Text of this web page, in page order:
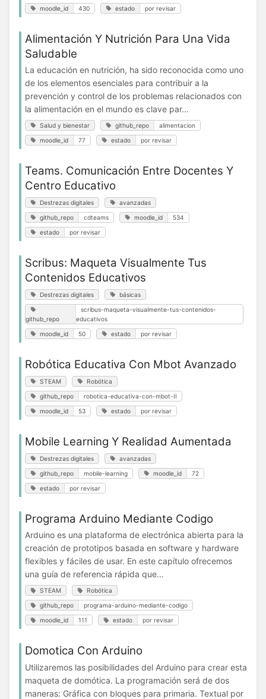
moodle_id 430 estado por revisar
Alimentación Y Nutrición Para Una Vida
Saludable
La educación en nutrición, ha sido reconocida como uno
de los elementos esenciales para contribuir a la
prevención y control de los problemas relacionados con
la alimentación en el mundo es clave par…
Salud y bienestar github_repo alimentacion
moodle_id 77 estado por revisar
Teams. Comunicación Entre Docentes Y
Centro Educativo
Destrezas digitales avanzadas
github_repo cdteams moodle_id 534
estado por revisar
Scribus: Maqueta Visualmente Tus
Contenidos Educativos
Destrezas digitales básicas
github_repo
scribus-maqueta-visualmente-tus-contenidos-
educativos
moodle_id 50 estado por revisar
Robótica Educativa Con Mbot Avanzado
STEAM Robótica
github_repo robotica-educativa-con-mbot-II
moodle_id 53 estado por revisar
Mobile Learning Y Realidad Aumentada
Destrezas digitales avanzadas
github_repo mobile-learning moodle_id 72
estado por revisar
Programa Arduino Mediante Codigo
Arduino es una plataforma de electrónica abierta para la
creación de prototipos basada en software y hardware
flexibles y fáciles de usar. En este capítulo ofrecemos
una guía de referencia rápida que…
STEAM Robótica
github_repo programa-arduino-mediante-codigo
moodle_id 111 estado por revisar
Domotica Con Arduino
Utilizaremos las posibilidades del Arduino para crear esta
maqueta de domótica. La programación será de dos
maneras: Gráfica con bloques para primaria. Textual por